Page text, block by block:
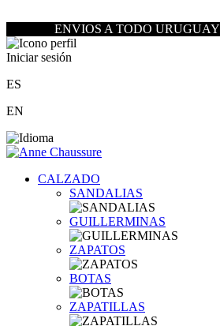
ENVIOS A TODO URUGUAY
Iniciar sesión
ES
EN
CALZADO
SANDALIAS
GUILLERMINAS
ZAPATOS
BOTAS
ZAPATILLAS